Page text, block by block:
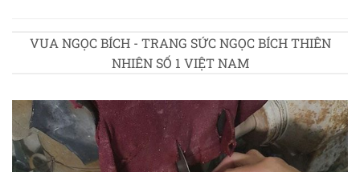
VUA NGỌC BÍCH - TRANG SỨC NGỌC BÍCH THIÊN
NHIÊN SỐ 1 VIỆT NAM